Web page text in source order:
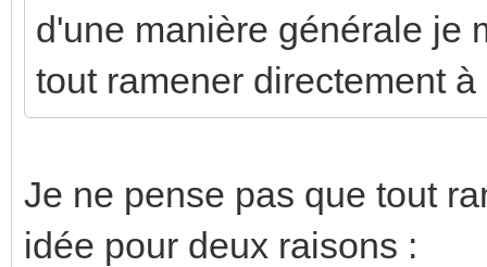
d'une manière générale je
tout ramener directement
Je ne pense pas que tout
idée pour deux raisons :